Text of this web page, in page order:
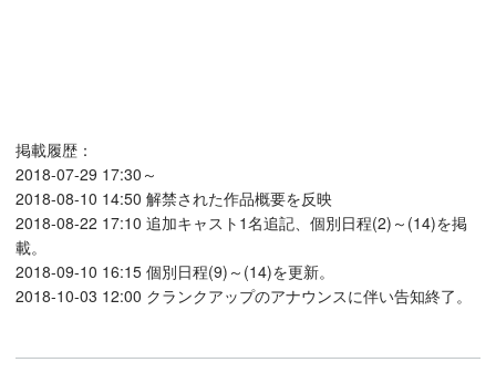
掲載履歴：
2018-07-29 17:30～
2018-08-10 14:50 解禁された作品概要を反映
2018-08-22 17:10 追加キャスト1名追記、個別日程(2)～(14)を掲
載。
2018-09-10 16:15 個別日程(9)～(14)を更新。
2018-10-03 12:00 クランクアップのアナウンスに伴い告知終了。